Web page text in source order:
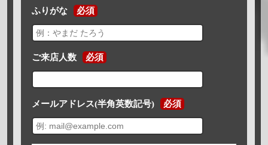
ふりがな 必須
ご来店人数 必須
メールアドレス(半角英数記号) 必須